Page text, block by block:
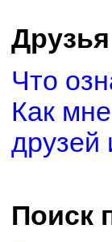
Что
Как
друзей
Поиск